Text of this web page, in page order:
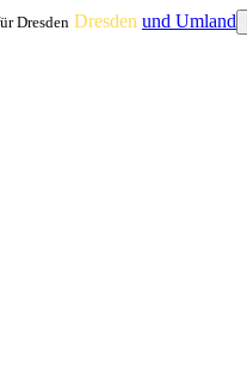
Dresden Dresden und Umland